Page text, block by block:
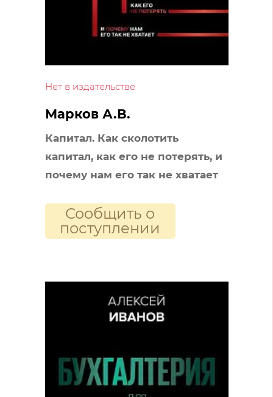
Нет в издательстве
Марков А.В.
Капитал. Как сколотить
капитал, как его не потерять, и
почему нам его так не хватает
Сообщить о
поступлении